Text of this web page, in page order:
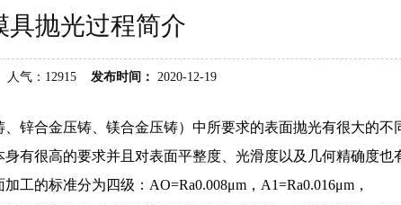
具抛光过程简介
气：12915 发布时间： 2020-12-19
锌合金压铸、镁合金压铸）中所要求的表面抛光有很大的不
有很高的要求并且对表面平整度、光滑度以及几何精确度也
的标准分为四级：AO=Ra0.008μm，A1=Ra0.016μm，